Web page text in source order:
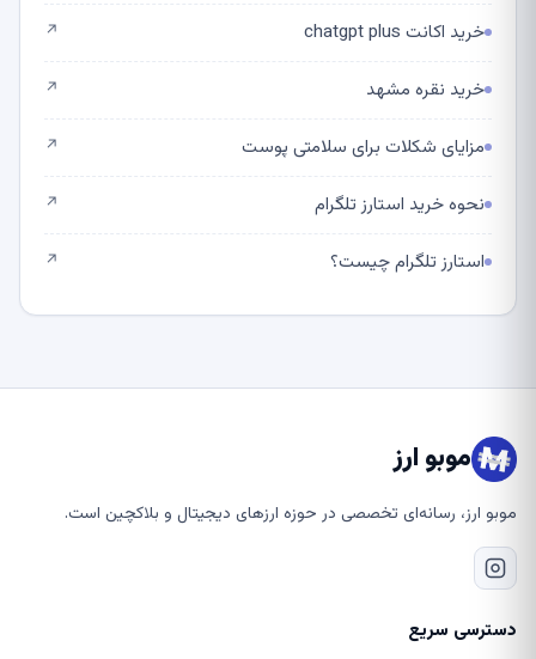
خرید اکانت chatgpt plus ↗
خرید نقره مشهد ↗
مزایای شکلات برای سلامتی پوست ↗
نحوه خرید استارز تلگرام ↗
استارز تلگرام چیست؟ ↗
موبو ارز
موبو ارز، رسانه‌ای تخصصی در حوزه ارزهای دیجیتال و بلاکچین است.
دسترسی سریع